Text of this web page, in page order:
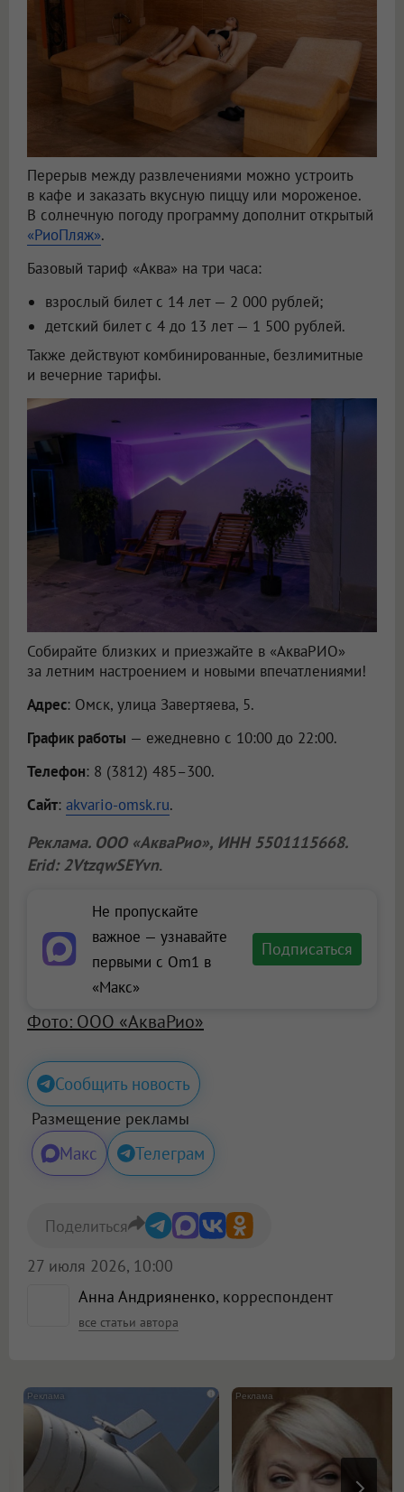
Перерыв между развлечениями можно устроить
в кафе и заказать вкусную пиццу или мороженое.
В солнечную погоду программу дополнит открытый
«РиоПляж».
Базовый тариф «Аква» на три часа:
взрослый билет с 14 лет — 2 000 рублей;
детский билет с 4 до 13 лет — 1 500 рублей.
Также действуют комбинированные, безлимитные
и вечерние тарифы.
Собирайте близких и приезжайте в «АкваРИО»
за летним настроением и новыми впечатлениями!
Адрес: Омск, улица Завертяева, 5.
График работы — ежедневно с 10:00 до 22:00.
Телефон: 8 (3812) 485–300.
Сайт: akvario-omsk.ru.
Реклама. ООО «АкваРио», ИНН 5501115668.
Erid: 2VtzqwSEYvn.
Не пропускайте
важное — узнавайте
первыми с Om1 в
«Макс»
Подписаться
Фото: ООО «АкваРио»
Сообщить новость
Размещение рекламы
Макс Телеграм
Анна Андрияненко, корреспондент
все статьи автора
27 июля 2026, 10:00
Поделиться